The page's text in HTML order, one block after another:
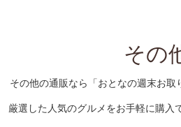
その
その他の通販なら「おとなの週末お
厳選した人気のグルメをお手軽に購入